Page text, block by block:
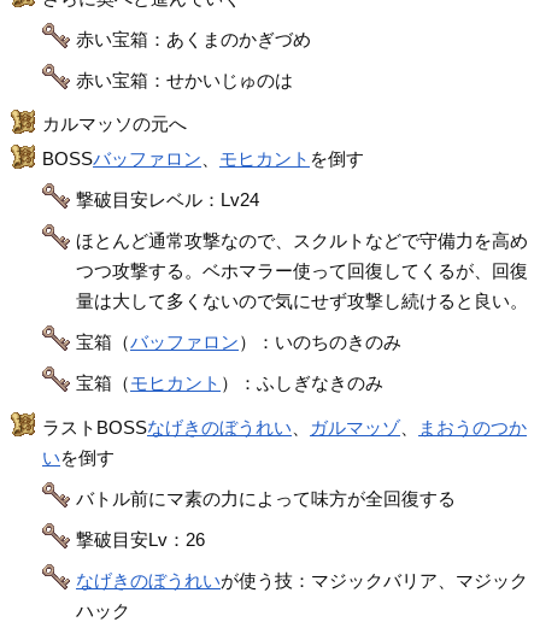
赤い宝箱：あくまのかぎづめ
赤い宝箱：せかいじゅのは
カルマッソの元へ
BOSSバッファロン モヒカント を倒す
撃破目安レベル：Lv24
ほとんど通常攻撃なので、スクルトなどで守備力を高め
つつ攻撃する。ベホマラー使って回復してくるが、回復
量は大して多くないので気にせず攻撃し続けると良い。
宝箱（バッファロン）：いのちのきのみ
宝箱（モヒカント ）：ふしぎなきのみ
ラストBOSSなげきのぼうれい ガルマッゾ
まおうのつか
いを倒す
バトル前にマ素の力によって味方が全回復する
撃破目安Lv：26
なげきのぼうれいが使う技：マジックバリア、マジック
ハック